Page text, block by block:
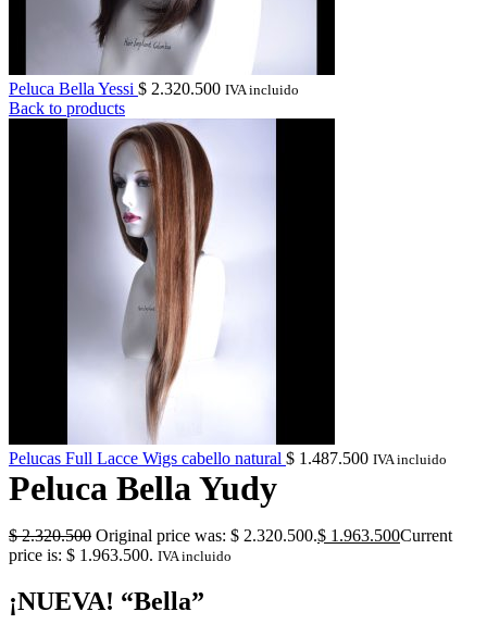
Peluca Bella Yessi $ 2.320.500 IVA incluido
Back to products
Pelucas Full Lacce Wigs cabello natural $ 1.487.500 IVA incluido
Peluca Bella Yudy
$2.320.500 Original price was: $ 2.320.500.$ 1.963.500Current
price is: $ 1.963.500. IVA incluido
¡NUEVA! “Bella”